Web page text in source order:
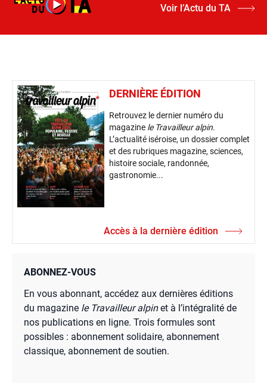
Voir l’Actu du TA
DERNIÈRE ÉDITION
Retrouvez le dernier numéro du
magazine le Travailleur alpin.
L’actualité iséroise, un dossier complet
et des rubriques magazine, sciences,
histoire sociale, randonnée,
gastronomie...
Accès à la dernière édition
ABONNEZ-VOUS
En vous abonnant, accédez aux dernières éditions
du magazine le Travailleur alpinet à l’intégralité de
nos publications en ligne. Trois formules sont
possibles : abonnement solidaire, abonnement
classique, abonnement de soutien.